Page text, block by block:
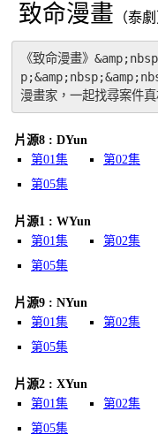
致命漫畫 （泰劇
《致命漫畫》
漫畫家，一起找尋案件
片源8 : DYun
第01集
第02集
第05集
片源1 : WYun
第01集
第02集
第05集
片源9 : NYun
第01集
第02集
第05集
片源2 : XYun
第01集
第02集
第05集